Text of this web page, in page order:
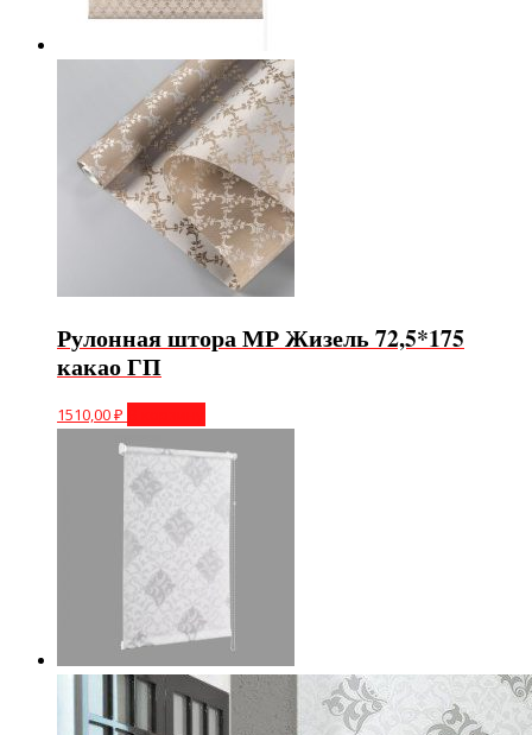
Рулонная штора МР Жизель 72,5*175
какао ГП
1510,00₽